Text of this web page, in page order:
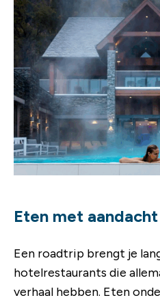
Eten met aandacht
Een roadtrip brengt je
hotelrestaurants die
verhaal hebben. Eten